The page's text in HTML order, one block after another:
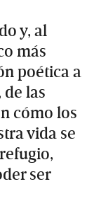
y, al
más
poética a
las
cómo los
vida se
ser